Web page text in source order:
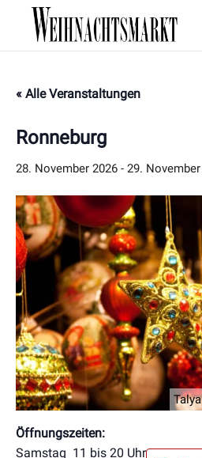
« Alle Veranstaltungen
Ronneburg
28. November 2026 - 29.
Öffnungszeiten:
Samstag 11 bis 20 Uhr